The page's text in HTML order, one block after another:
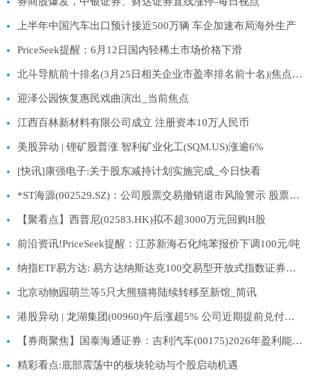
上半年中国汽车出口预计接近500万辆 车企加速布局海外生产
PriceSeek提醒：6月12日国内轻稀土市场价格下滑
北斗导航前十排名(3月25日相关企业市盈率排名前十名)|焦点热闻
迎泽公园恢复惠民戏曲演出_当前焦点
江西百林新材料有限公司成立 注册资本10万人民币
美股异动 | 锂矿股普涨 智利矿业化工(SQM.US)涨逾6%
[快讯]康强电子:关于股东减持计划实施完成_今日快看
*ST海源(002529.SZ)：公司股票交易撤销退市风险警示 股票停牌
【聚看点】西普尼(02583.HK)拟不超3000万元回购H股
前沿资讯!PriceSeek提醒：江苏新海石化纯苯报价下调100元/吨
纳指ETF易方达: 易方达纳斯达克100交易型开放式指数证券投资基金（QDII）二级市场交易价格溢价风险提示公告 热点聚焦
北京动物园萌兰等5只大熊猫将陆续转移至新馆_简讯
港股异动 | 龙湖集团(00960)午后涨超5% 公司近期提前兑付债券 大摩指去杠杆进展鼓舞
【券商聚焦】国泰海通证券：吉利汽车(00175)2026年盈利能力将显著提升
精彩看点:底部震荡中的板块轮动与个股启动机遇